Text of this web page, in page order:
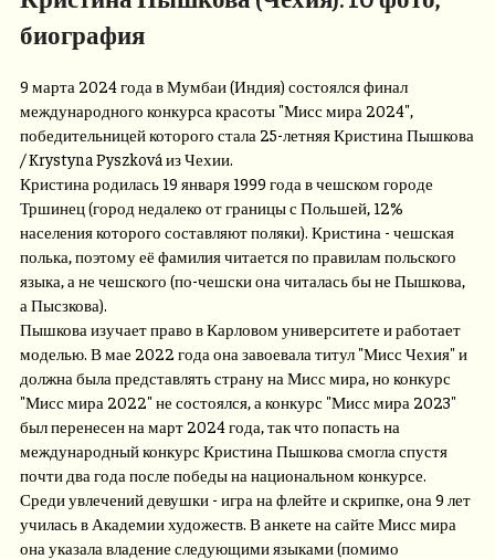
биография
9 марта 2024 года в Мумбаи (Индия) состоялся финал
международного конкурса красоты "Мисс мира 2024",
победительницей которого стала 25-летняя Кристина Пышкова
/ Krystyna Pyszková из Чехии.
Кристина родилась 19 января 1999 года в чешском городе
Тршинец (город недалеко от границы с Польшей, 12%
населения которого составляют поляки). Кристина - чешская
полька, поэтому её фамилия читается по правилам польского
языка, а не чешского (по-чешски она читалась бы не Пышкова,
а Пысзкова).
Пышкова изучает право в Карловом университете и работает
моделью. В мае 2022 года она завоевала титул "Мисс Чехия" и
должна была представлять страну на Мисс мира, но конкурс
"Мисс мира 2022" не состоялся, а конкурс "Мисс мира 2023"
был перенесен на март 2024 года, так что попасть на
международный конкурс Кристина Пышкова смогла спустя
почти два года после победы на национальном конкурсе.
Среди увлечений девушки - игра на флейте и скрипке, она 9 лет
училась в Академии художеств. В анкете на сайте Мисс мира
она указала владение следующими языками (помимо